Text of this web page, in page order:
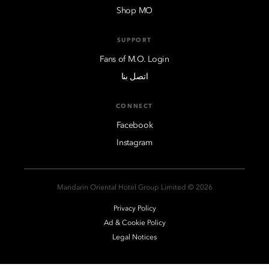
Shop MO
SUPPORT
Fans of M.O. Login
اتصل بنا
CONNECT
Facebook
Instagram
2026 © Mandarin Oriental Hotel Group Limited
Privacy Policy
Ad & Cookie Policy
Legal Notices